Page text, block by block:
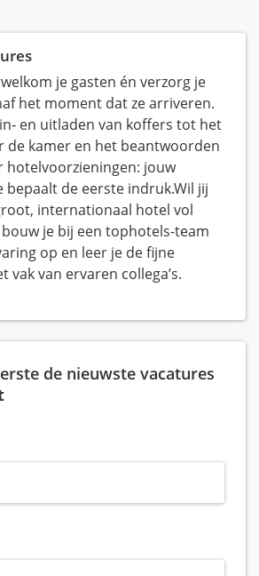
je gasten én verzorg je
het moment dat ze arriveren.
en uitladen van koffers tot het
de kamer en het beantwoorden
hotelvoorzieningen: jouw
bepaalt de eerste indruk.Wil jij
internationaal hotel vol
je bij een tophotels-team
op en leer je de fijne
vak van ervaren collega’s.
de nieuwste vacatures